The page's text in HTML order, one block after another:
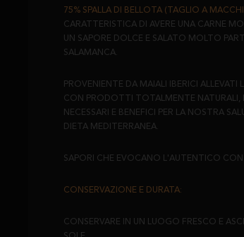
75% SPALLA DI BELLOTA (TAGLIO A
CARATTERISTICA DI AVERE UNA CARNE
UN SAPORE DOLCE E SALATO MOLTO
SALAMANCA.
PROVENIENTE DA MAIALI IBERICI ALLEVATI
CON PRODOTTI TOTALMENTE NATURALI,
NECESSARI E BENEFICI PER LA NOSTRA
DIETA MEDITERRANEA.
SAPORI CHE EVOCANO L'AUTENTICO
CONSERVAZIONE E DURATA:
CONSERVARE IN UN LUOGO FRESCO E